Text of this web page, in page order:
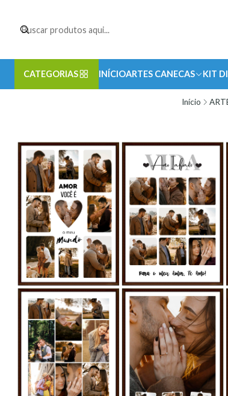
CATEGORIAS INÍCIOARTES CANECAS KIT
Início